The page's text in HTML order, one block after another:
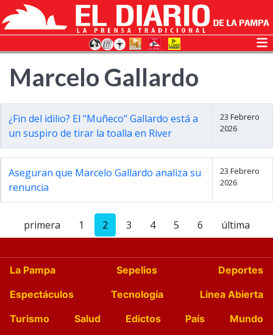
Marcelo Gallardo
¿Fin del idilio? El "Muñeco" Gallardo está a
un suspiro de tirar la toalla en River
23 Febrero
2026
Aseguran que Marcelo Gallardo analiza su
renuncia
23 Febrero
2026
primera 1 2 3 4 5 6 última
La Pampa Sepelios
Deportes
Espectáculos
Tecnología
Linea Abierta
Turismo
Salud Edictos País
Mundo